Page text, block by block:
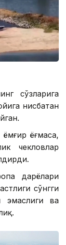
сўзларига
нисбатан
ёғмаса,
чекловлар
дарёлари
сўнгги
эмаслиги ва